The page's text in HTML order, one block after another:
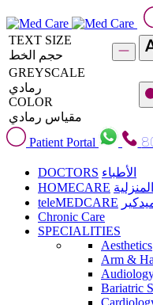
TEXT SIZE
حجم الخط
GREYSCALE
رمادي
COLOR
مقياس رمادي
Patient Portal
DOCTORS الأطباء
HOMECARE
teleMEDCARE
Chronic Care
SPECIALITIES
Aesthetics
Arm &
Bariatric